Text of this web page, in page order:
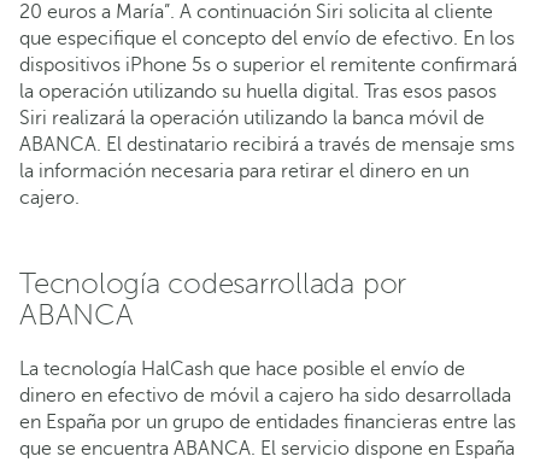
20 euros a María”. A continuación Siri solicita al cliente
que especifique el concepto del envío de efectivo. En los
dispositivos iPhone 5s o superior el remitente confirmará
la operación utilizando su huella digital. Tras esos pasos
Siri realizará la operación utilizando la banca móvil de
ABANCA. El destinatario recibirá a través de mensaje sms
la información necesaria para retirar el dinero en un
cajero.
Tecnología codesarrollada por
ABANCA
La tecnología HalCash que hace posible el envío de
dinero en efectivo de móvil a cajero ha sido desarrollada
en España por un grupo de entidades financieras entre las
que se encuentra ABANCA. El servicio dispone en España